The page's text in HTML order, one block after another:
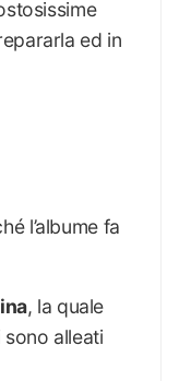
ed in
l’albume fa
, la quale
sono alleati